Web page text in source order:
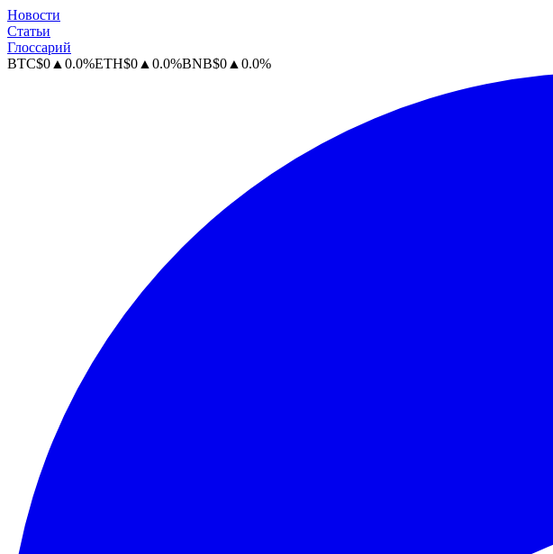
Новости
Статьи
Глоссарий
BTC$0 ▲ 0.0%ETH$0 ▲ 0.0%BNB$0 ▲ 0.0%